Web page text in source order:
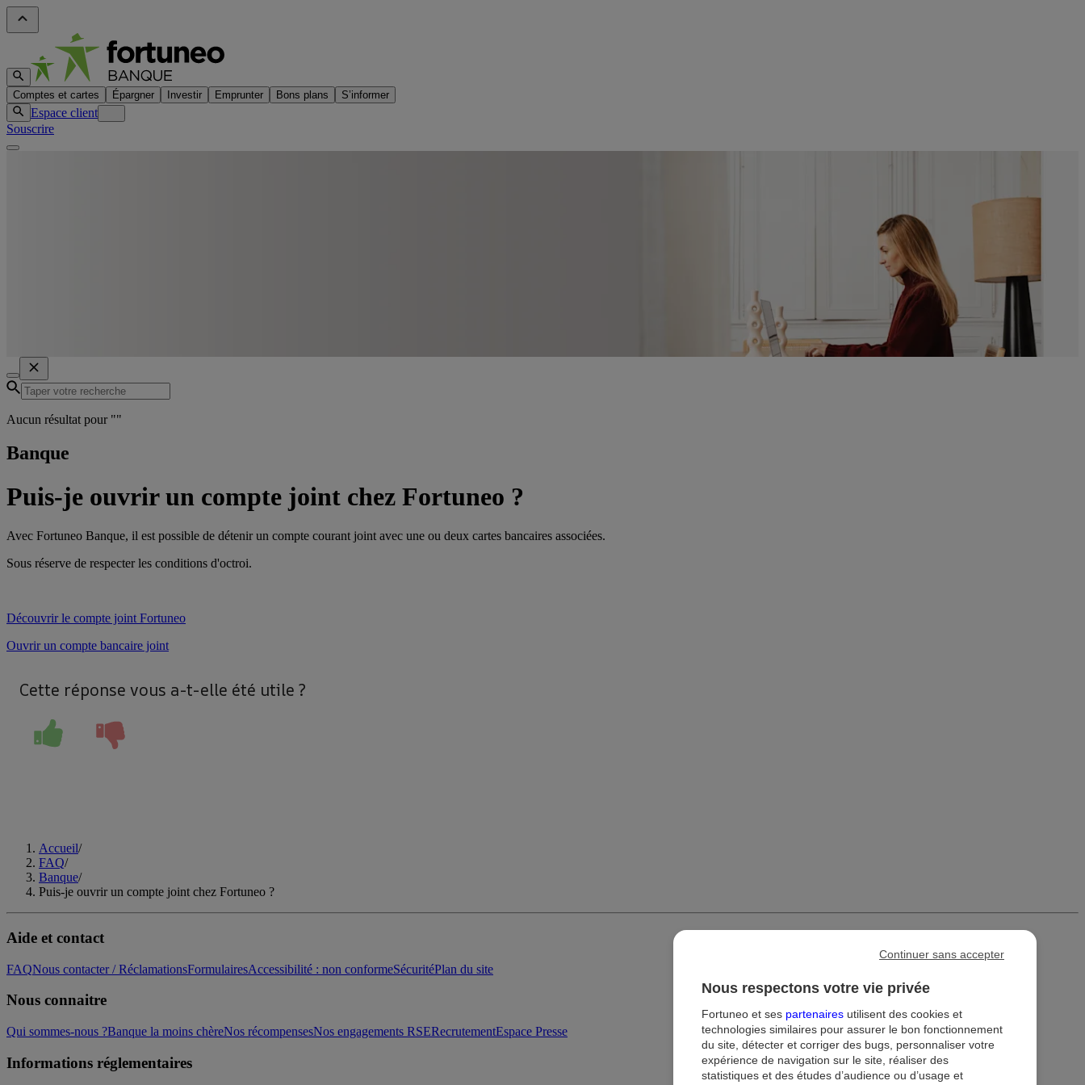
Comptes et cartes Épargner Investir Emprunter Bons plans S’informer
Espace client
Souscrire
Aucun résultat pour ""
Banque
Puis-je ouvrir un compte joint chez Fortuneo ?
Avec Fortuneo Banque, il est possible de détenir un compte courant joint avec une ou deux cartes bancaires associées.
Sous réserve de respecter les conditions d'octroi.
Découvrir le compte joint Fortuneo
Ouvrir un compte bancaire joint
Cette réponse vous a-t-elle été utile ?
Accueil/
FAQ/
Banque/
Puis-je ouvrir un compte joint chez Fortuneo ?
Aide et contact
FAQNous contacter / RéclamationsFormulairesAccessibilité : non conformeSécuritéPlan du site
Nous connaitre
Qui sommes-nous ?Banque la moins chèreNos récompensesNos engagements RSERecrutementEspace Presse
Informations réglementaires
Nous respectons votre vie privée
Fortuneo et ses partenaires utilisent des cookies et
technologies similaires pour assurer le bon fonctionnement
du site, détecter et corriger des bugs, personnaliser votre
expérience de navigation sur le site, réaliser des
statistiques et des études d’audience ou d’usage et
Continuer sans accepter